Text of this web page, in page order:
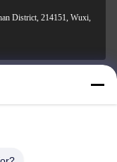
District, 214151, Wuxi,